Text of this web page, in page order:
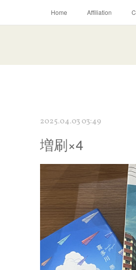
Home Affiliation
2025.04.03 03:49
増刷×4